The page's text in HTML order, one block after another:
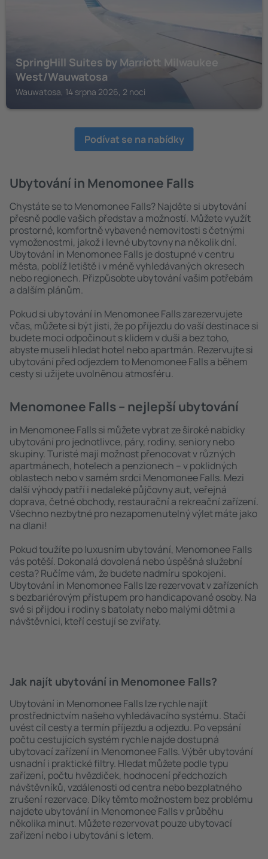
SpringHill Suites by Marriott Milwaukee
West/Wauwatosa
Wauwatosa, 14 srpna 2026, 2 noci
Podívat se na nabídky
Ubytování in Menomonee Falls
Chystáte se to Menomonee Falls? Najděte si ubytování
přesně podle vašich představ a možností. Můžete využít
prostorné, komfortně vybavené nemovitosti s četnými
vymoženostmi, jakož i levné ubytovny na několik dní.
Ubytování in Menomonee Falls je dostupné v centru
města, poblíž letiště i v méně vyhledávaných okresech
nebo regionech. Přizpůsobte ubytování vašim potřebám
a dalším plánům.
Pokud si ubytování in Menomonee Falls zarezervujete
včas, můžete si být jisti, že po příjezdu do vaší destinace si
budete moci odpočinout s klidem v duši a bez toho,
abyste museli hledat hotel nebo apartmán. Rezervujte si
ubytování před odjezdem to Menomonee Falls a během
cesty si užijete uvolněnou atmosféru.
Menomonee Falls – nejlepší ubytování
in Menomonee Falls si můžete vybrat ze široké nabídky
ubytování pro jednotlivce, páry, rodiny, seniory nebo
skupiny. Turisté mají možnost přenocovat v různých
apartmánech, hotelech a penzionech – v poklidných
oblastech nebo v samém srdci Menomonee Falls. Mezi
další výhody patří i nedaleké půjčovny aut, veřejná
doprava, četné obchody, restaurační a rekreační zařízení.
Všechno nezbytné pro nezapomenutelný výlet máte jako
na dlani!
Pokud toužíte po luxusním ubytování, Menomonee Falls
vás potěší. Dokonalá dovolená nebo úspěšná služební
cesta? Ručíme vám, že budete nadmíru spokojeni.
Ubytování in Menomonee Falls lze rezervovat v zařízeních
s bezbariérovým přístupem pro handicapované osoby. Na
své si přijdou i rodiny s batolaty nebo malými dětmi a
návštěvníci, kteří cestují se zvířaty.
Jak najít ubytování in Menomonee Falls?
Ubytování in Menomonee Falls lze rychle najít
prostřednictvím našeho vyhledávacího systému. Stačí
uvést cíl cesty a termín příjezdu a odjezdu. Po vepsání
počtu cestujících systém rychle najde dostupná
ubytovací zařízení in Menomonee Falls. Výběr ubytování
usnadní i praktické filtry. Hledat můžete podle typu
zařízení, počtu hvězdiček, hodnocení předchozích
návštěvníků, vzdálenosti od centra nebo bezplatného
zrušení rezervace. Díky těmto možnostem bez problému
najdete ubytování in Menomonee Falls v průběhu
několika minut. Můžete rezervovat pouze ubytovací
zařízení nebo i ubytování s letem.